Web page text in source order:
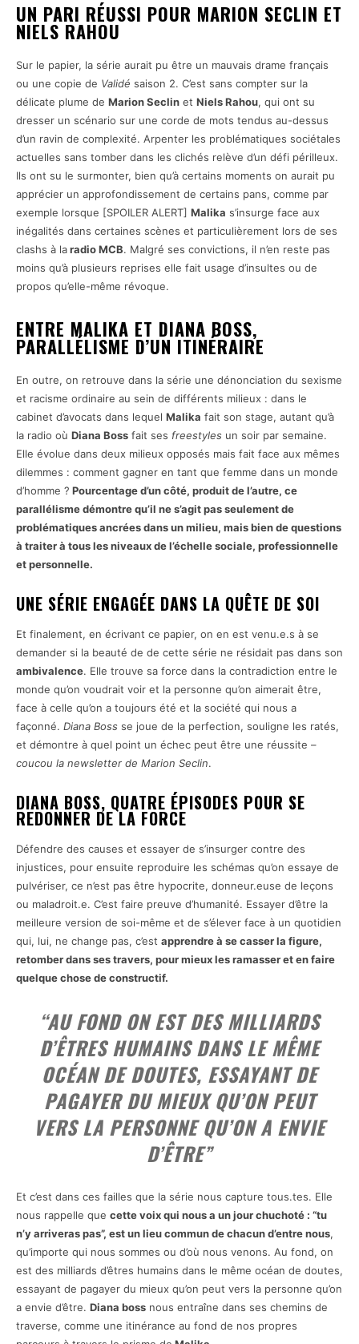
UN PARI RÉUSSI POUR MARION SECLIN ET
NIELS RAHOU
Sur le papier, la série aurait pu être un mauvais drame français
ou une copie de Validé saison 2. C’est sans compter sur la
délicate plume de Marion Seclin et Niels Rahou, qui ont su
dresser un scénario sur une corde de mots tendus au-dessus
d’un ravin de complexité. Arpenter les problématiques sociétales
actuelles sans tomber dans les clichés relève d’un défi périlleux.
Ils ont su le surmonter, bien qu’à certains moments on aurait pu
apprécier un approfondissement de certains pans, comme par
exemple lorsque [SPOILER ALERT] Malika s’insurge face aux
inégalités dans certaines scènes et particulièrement lors de ses
clashs à laradio MCB. Malgré ses convictions, il n’en reste pas
moins qu’à plusieurs reprises elle fait usage d’insultes ou de
propos qu’elle-même révoque.
ENTRE MALIKA ET DIANA BOSS,
PARALLÉLISME D’UN ITINÉRAIRE
En outre, on retrouve dans la série une dénonciation du sexisme
et racisme ordinaire au sein de différents milieux : dans le
cabinet d’avocats dans lequel Malika fait son stage, autant qu’à
la radio où Diana Boss fait ses freestyles un soir par semaine.
Elle évolue dans deux milieux opposés mais fait face aux mêmes
dilemmes : comment gagner en tant que femme dans un monde
d’homme ? Pourcentage d’un côté, produit de l’autre, ce
parallélisme démontre qu’il ne s’agit pas seulement de
problématiques ancrées dans un milieu, mais bien de questions
à traiter à tous les niveaux de l’échelle sociale, professionnelle
et personnelle.
UNE SÉRIE ENGAGÉE DANS LA QUÊTE DE SOI
Et finalement, en écrivant ce papier, on en est venu.e.s à se
demander si la beauté de de cette série ne résidait pas dans son
ambivalence. Elle trouve sa force dans la contradiction entre le
monde qu’on voudrait voir et la personne qu’on aimerait être,
face à celle qu’on a toujours été et la société qui nous a
façonné. Diana Boss se joue de la perfection, souligne les ratés,
et démontre à quel point un échec peut être une réussite –
coucou la newsletter de Marion Seclin.
DIANA BOSS, QUATRE ÉPISODES POUR SE
REDONNER DE LA FORCE
Défendre des causes et essayer de s’insurger contre des
injustices, pour ensuite reproduire les schémas qu’on essaye de
pulvériser, ce n’est pas être hypocrite, donneur.euse de leçons
ou maladroit.e. C’est faire preuve d’humanité. Essayer d’être la
meilleure version de soi-même et de s’élever face à un quotidien
qui, lui, ne change pas, c’est apprendre à se casser la figure,
retomber dans ses travers, pour mieux les ramasser et en faire
quelque chose de constructif.
“AU FOND ON EST DES MILLIARDS
D’ÊTRES HUMAINS DANS LE MÊME
OCÉAN DE DOUTES, ESSAYANT DE
PAGAYER DU MIEUX QU’ON PEUT
VERS LA PERSONNE QU’ON A ENVIE
D’ÊTRE”
Et c’est dans ces failles que la série nous capture tous.tes. Elle
nous rappelle que cette voix qui nous a un jour chuchoté : “tu
n’y arriveras pas”, est un lieu commun de chacun d’entre nous,
qu’importe qui nous sommes ou d’où nous venons. Au fond, on
est des milliards d’êtres humains dans le même océan de doutes,
essayant de pagayer du mieux qu’on peut vers la personne qu’on
a envie d’être. Diana boss nous entraîne dans ses chemins de
traverse, comme une itinérance au fond de nos propres